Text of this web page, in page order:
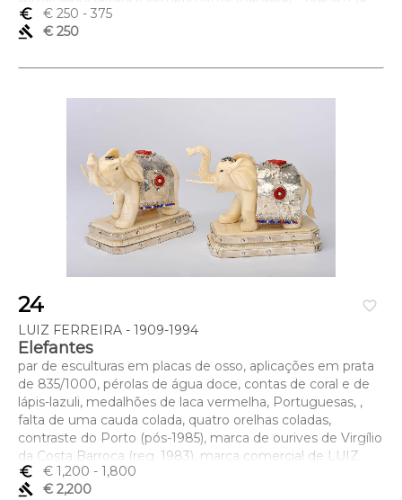
pêra) cm
euro_symbol € 250 - 375
gavel
€ 250
favorite_border
24
LUIZ FERREIRA - 1909-1994
Elefantes
par de esculturas em placas de osso, aplicações em prata
de 835/1000, pérolas de água doce, contas de coral e de
lápis-lazuli, medalhões de laca vermelha, Portuguesas, ,
falta de uma cauda colada, quatro orelhas coladas,
contraste do Porto (pós-1985), marca de ourives de Virgílio
da Costa Barroca (reg. 1983), marca comercial de LUIZ
FERREIRA
Dimensões (altura x comprimento x largura) - 17 x 21,5 x 10
euro_symbol € 1,200 - 1,800
gavel
€ 2,200